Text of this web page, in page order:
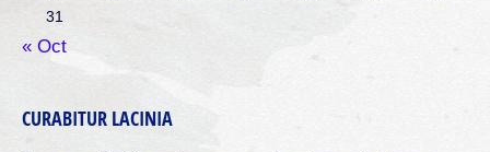
31
« Oct
CURABITUR LACINIA